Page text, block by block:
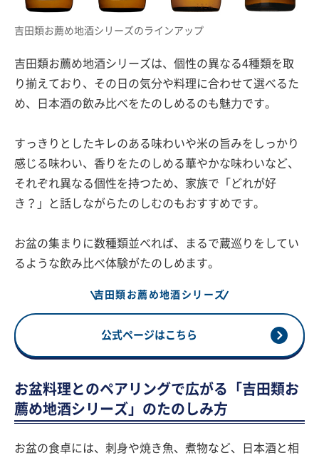
吉田類お薦め地酒シリーズのラインアップ
吉田類お薦め地酒シリーズは、個性の異なる4種類を取
り揃えており、その日の気分や料理に合わせて選べるた
め、日本酒の飲み比べをたのしめるのも魅力です。
すっきりとしたキレのある味わいや米の旨みをしっかり
感じる味わい、香りをたのしめる華やかな味わいなど、
それぞれ異なる個性を持つため、家族で「どれが好
き？」と話しながらたのしむのもおすすめです。
お盆の集まりに数種類並べれば、まるで蔵巡りをしてい
るような飲み比べ体験がたのしめます。
吉田類お薦め地酒シリーズ
公式ページはこちら
お盆料理とのペアリングで広がる「吉田類お
薦め地酒シリーズ」のたのしみ方
お盆の食卓には、刺身や焼き魚、煮物など、日本酒と相